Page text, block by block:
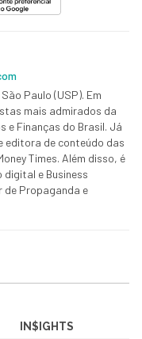
Paulo (USP). Em
mais admirados da
e Finanças do Brasil. Já
editora de conteúdo das
Times. Além disso, é
e Business
de Propaganda e
IN$IGHTS